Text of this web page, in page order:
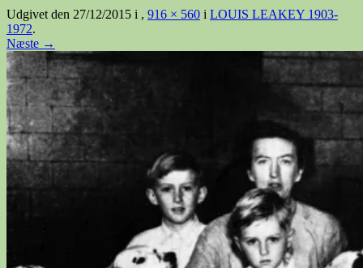
Udgivet den 27/12/2015 i , 916 × 560 i LOUIS LEAKEY 1903-
1972.
Næste →